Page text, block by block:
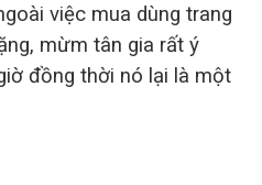
việc mua dùng trang
mừm tân gia rất ý
đồng thời nó lại là một